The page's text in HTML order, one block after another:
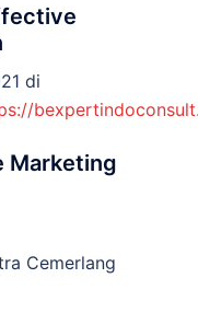
di
Marketing
Cemerlang